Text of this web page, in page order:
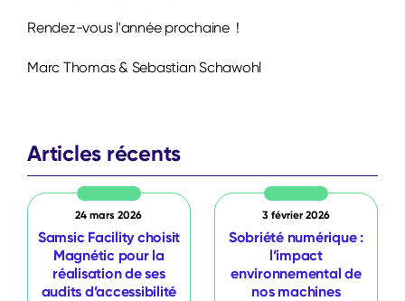
Rendez-vous l'année prochaine !
Marc Thomas & Sebastian Schawohl
Articles récents
24 mars 2026
Samsic Facility choisit
Magnétic pour la
réalisation de ses
audits d’accessibilité
3 février 2026
Sobriété numérique :
l’impact
environnemental de
nos machines